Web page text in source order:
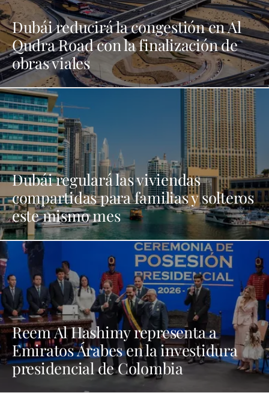
Dubái reducirá la congestión en Al
Qudra Road con la finalización de
obras viales
Dubái regulará las viviendas
compartidas para familias y solteros
este mismo mes
Reem Al Hashimy representa a
Emiratos Árabes en la investidura
presidencial de Colombia